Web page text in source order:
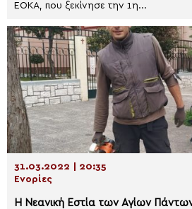
ΕΟΚΑ, που ξεκίνησε την 1η...
31.03.2022 | 20:35
Ενορίες
Η Νεανική Εστία των Αγίων